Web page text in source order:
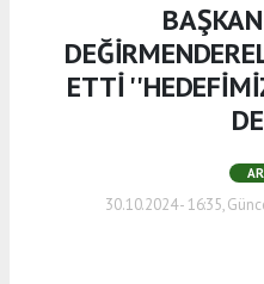
ETTİ
30.10.2024 - 16:35,